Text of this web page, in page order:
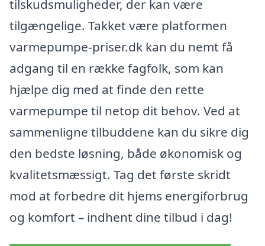
tilskudsmuligheder, der kan være
tilgængelige. Takket være platformen
varmepumpe-priser.dk kan du nemt få
adgang til en række fagfolk, som kan
hjælpe dig med at finde den rette
varmepumpe til netop dit behov. Ved at
sammenligne tilbuddene kan du sikre dig
den bedste løsning, både økonomisk og
kvalitetsmæssigt. Tag det første skridt
mod at forbedre dit hjems energiforbrug
og komfort – indhent dine tilbud i dag!